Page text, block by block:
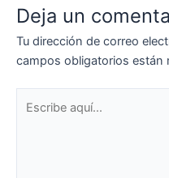
Deja un
Tu dirección de correo
campos obligatorios están
aquí...